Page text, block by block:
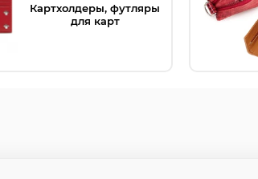
Картхолдеры, футляры
для карт